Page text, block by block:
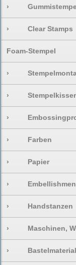
›
› Clear Stamps
Foam-Stempel
›
›
›
› Farben
› Papier
›
› Handstanzen
› Maschinen,
›